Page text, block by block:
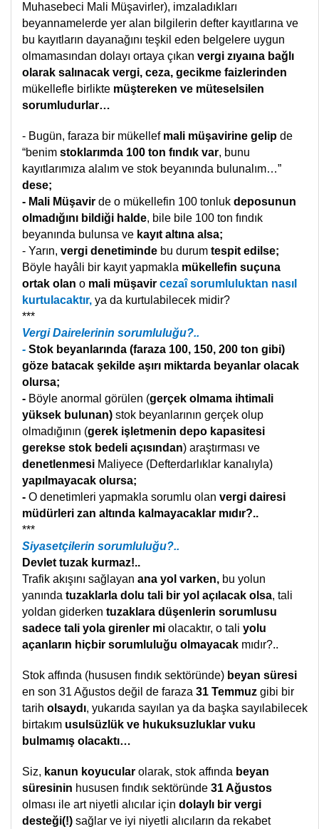
Muhasebeci Mali Müşavirler), imzaladıkları
beyannamelerde yer alan bilgilerin defter kayıtlarına ve
bu kayıtların dayanağını teşkil eden belgelere uygun
olmamasından dolayı ortaya çıkan vergi zıyaına bağlı
olarak salınacak vergi, ceza, gecikme faizlerinden
mükellefle birlikte müştereken ve müteselsilen
sorumludurlar…
- Bugün, faraza bir mükellef mali müşavirine gelip de
“benim stoklarımda 100 ton fındık var, bunu
kayıtlarımıza alalım ve stok beyanında bulunalım…”
dese;
- Mali Müşavir de o mükellefin 100 tonluk deposunun
olmadığını bildiği halde, bile bile 100 ton fındık
beyanında bulunsa ve kayıt altına alsa;
- Yarın, vergi denetiminde bu durum tespit edilse;
Böyle hayâli bir kayıt yapmakla mükellefin suçuna
ortak olan o mali müşavir cezaî sorumluluktan nasıl
kurtulacaktır, ya da kurtulabilecek midir?
***
Vergi Dairelerinin sorumluluğu?..
- Stok beyanlarında (faraza 100, 150, 200 ton gibi)
göze batacak şekilde aşırı miktarda beyanlar olacak
olursa;
- Böyle anormal görülen (gerçek olmama ihtimali
yüksek bulunan) stok beyanlarının gerçek olup
olmadığının (gerek işletmenin depo kapasitesi
gerekse stok bedeli açısından) araştırması ve
denetlenmesi Maliyece (Defterdarlıklar kanalıyla)
yapılmayacak olursa;
- O denetimleri yapmakla sorumlu olan vergi dairesi
müdürleri zan altında kalmayacaklar mıdır?..
***
Siyasetçilerin sorumluluğu?..
Devlet tuzak kurmaz!..
Trafik akışını sağlayan ana yol varken, bu yolun
yanında tuzaklarla dolu tali bir yol açılacak olsa, tali
yoldan giderken tuzaklara düşenlerin sorumlusu
sadece tali yola girenler mi olacaktır, o tali yolu
açanların hiçbir sorumluluğu olmayacak mıdır?..
Stok affında (hususen fındık sektöründe) beyan süresi
en son 31 Ağustos değil de faraza 31 Temmuz gibi bir
tarih olsaydı, yukarıda sayılan ya da başka sayılabilecek
birtakım usulsüzlük ve hukuksuzluklar vuku
bulmamış olacaktı…
Siz, kanun koyucular olarak, stok affında beyan
süresinin hususen fındık sektöründe 31 Ağustos
olması ile art niyetli alıcılar için dolaylı bir vergi
desteği(!) sağlar ve iyi niyetli alıcıların da rekabet